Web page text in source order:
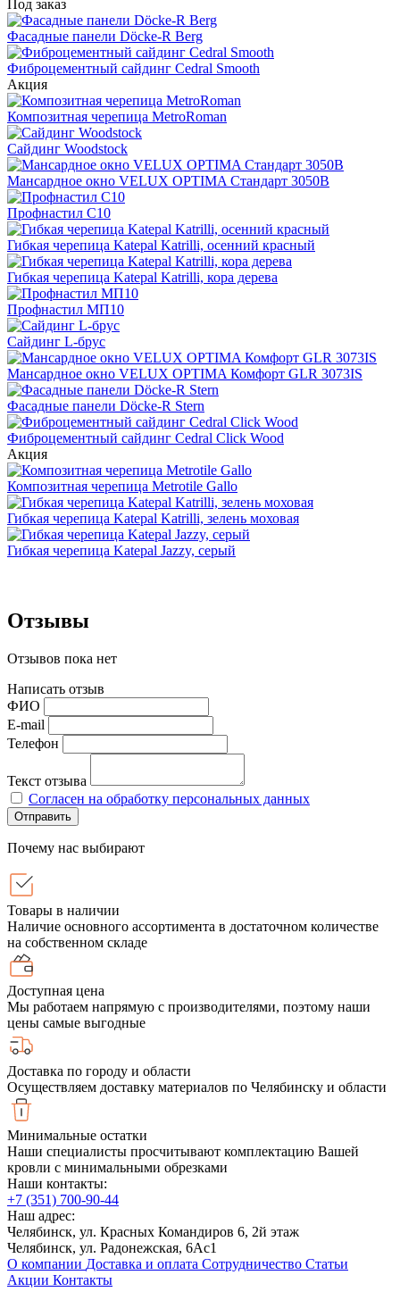
Под заказ
Фасадные панели Döcke-R Berg
Фиброцементный сайдинг Cedral Smooth
Акция
Композитная черепица MetroRoman
Cайдинг Woodstock
Мансардное окно VELUX OPTIMA Стандарт 3050B
Профнастил С10
Гибкая черепица Katepal Katrilli, осенний красный
Гибкая черепица Katepal Katrilli, кора дерева
Профнастил МП10
Сайдинг L-брус
Мансардное окно VELUX OPTIMA Комфорт GLR 3073IS
Фасадные панели Döcke-R Stern
Фиброцементный сайдинг Cedral Click Wood
Акция
Композитная черепица Metrotile Gallo
Гибкая черепица Katepal Katrilli, зелень моховая
Гибкая черепица Katepal Jazzy, серый
Отзывы
Отзывов пока нет
Написать отзыв
ФИО
E-mail
Телефон
Текст отзыва
Согласен на обработку персональных данных
Отправить
Почему нас выбирают
Товары в наличии
Наличие основного ассортимента в достаточном количестве
на собственном складе
Доступная цена
Мы работаем напрямую с производителями, поэтому наши
цены самые выгодные
Доставка по городу и области
Осуществляем доставку материалов по Челябинску и области
Минимальные остатки
Наши специалисты просчитывают комплектацию Вашей
кровли с минимальными обрезками
Наши контакты:
+7 (351) 700-90-44
Наш адрес:
Челябинск, ул. Красных Командиров 6, 2й этаж
Челябинск, ул. Радонежская, 6Ас1
О компании Доставка и оплата Сотрудничество Статьи
Акции Контакты